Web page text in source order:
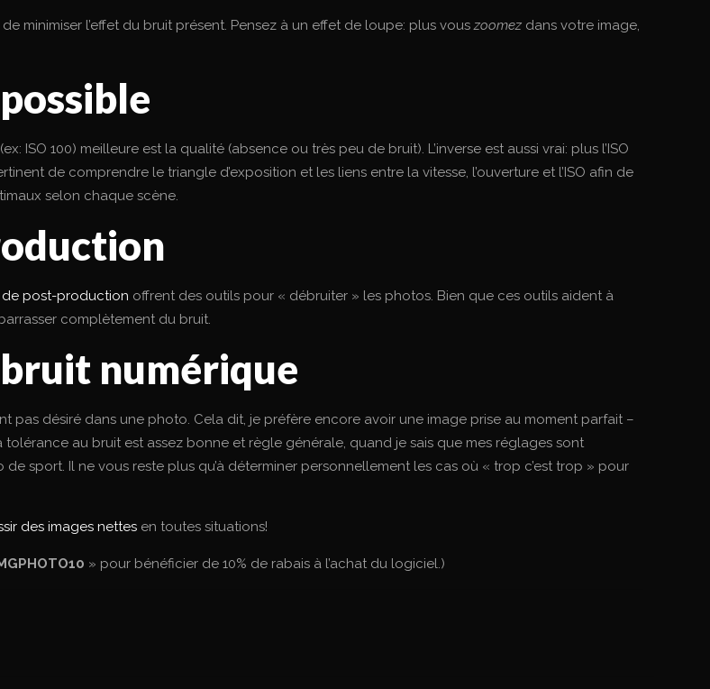
minimiser l’effet du bruit présent. Pensez à un effet de loupe: plus vouszoomez dans votre image,
ISO 100) meilleure est la qualité (absence ou très peu de bruit). L’inverse est aussi vrai: plus l’ISO
de comprendre le triangle d’exposition et les liens entre la vitesse, l’ouverture et l’ISO afin de
selon chaque scène.
post-production offrent des outils pour « débruiter » les photos. Bien que ces outils aident à
complètement du bruit.
numérique
pas désiré dans une photo. Cela dit, je préfère encore avoir une image prise au moment parfait –
au bruit est assez bonne et règle générale, quand je sais que mes réglages sont
sport. Il ne vous reste plus qu’à déterminer personnellement les cas où « trop c’est trop » pour
des images nettes en toutes situations!
» pour bénéficier de 10% de rabais à l’achat du logiciel.)